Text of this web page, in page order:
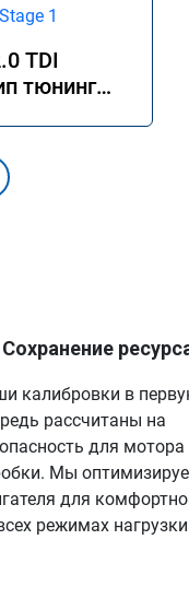
TDI
тюнинг
Сохранение
калибровки в
рассчитаны на
для мотора
Мы
для
режимах